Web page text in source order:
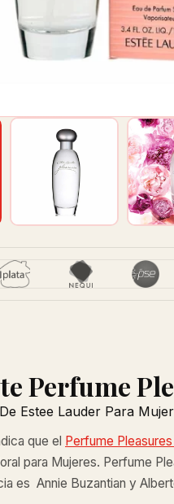
Perfume
De Estee Lauder Para
que el Perfume
para Mujeres. Perfume
es Annie Buzantian y